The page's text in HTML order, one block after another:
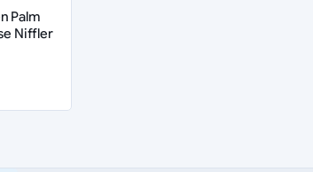
Palm
Niffler